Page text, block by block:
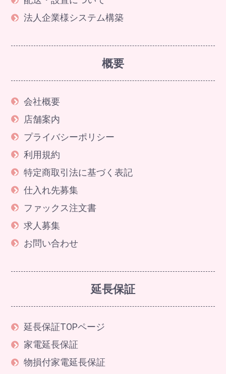
法人企業様システム構築
概要
会社概要
店舗案内
プライバシーポリシー
利用規約
特定商取引法に基づく表記
仕入れ先募集
ファックス注文書
求人募集
お問い合わせ
延長保証
延長保証TOPページ
家電延長保証
物損付家電延長保証